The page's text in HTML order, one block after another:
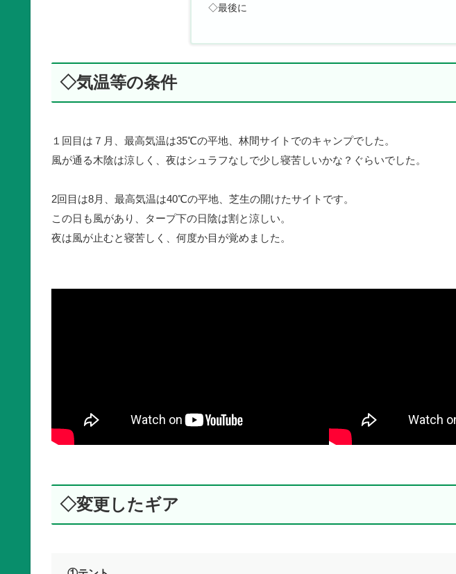
◇最後に
◇気温等の条件
１回目は７月、最高気温は35℃の平地、林間サイトでのキャンプでした。
風が通る木陰は涼しく、夜はシュラフなしで少し寝苦しいかな？ぐらいでした。
2回目は8月、最高気温は40℃の平地、芝生の開けたサイトです。
この日も風があり、タープ下の日陰は割と涼しい。
夜は風が止むと寝苦しく、何度か目が覚めました。
◇変更したギア